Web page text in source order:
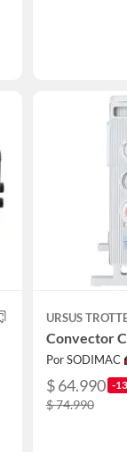
URSUS
Convector
Por SODIMAC
$ 64.990 -
$ 74.990